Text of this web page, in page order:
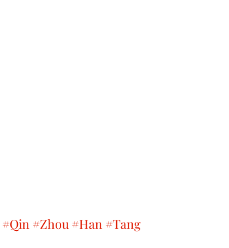
#Qin #Zhou #Han #Tang